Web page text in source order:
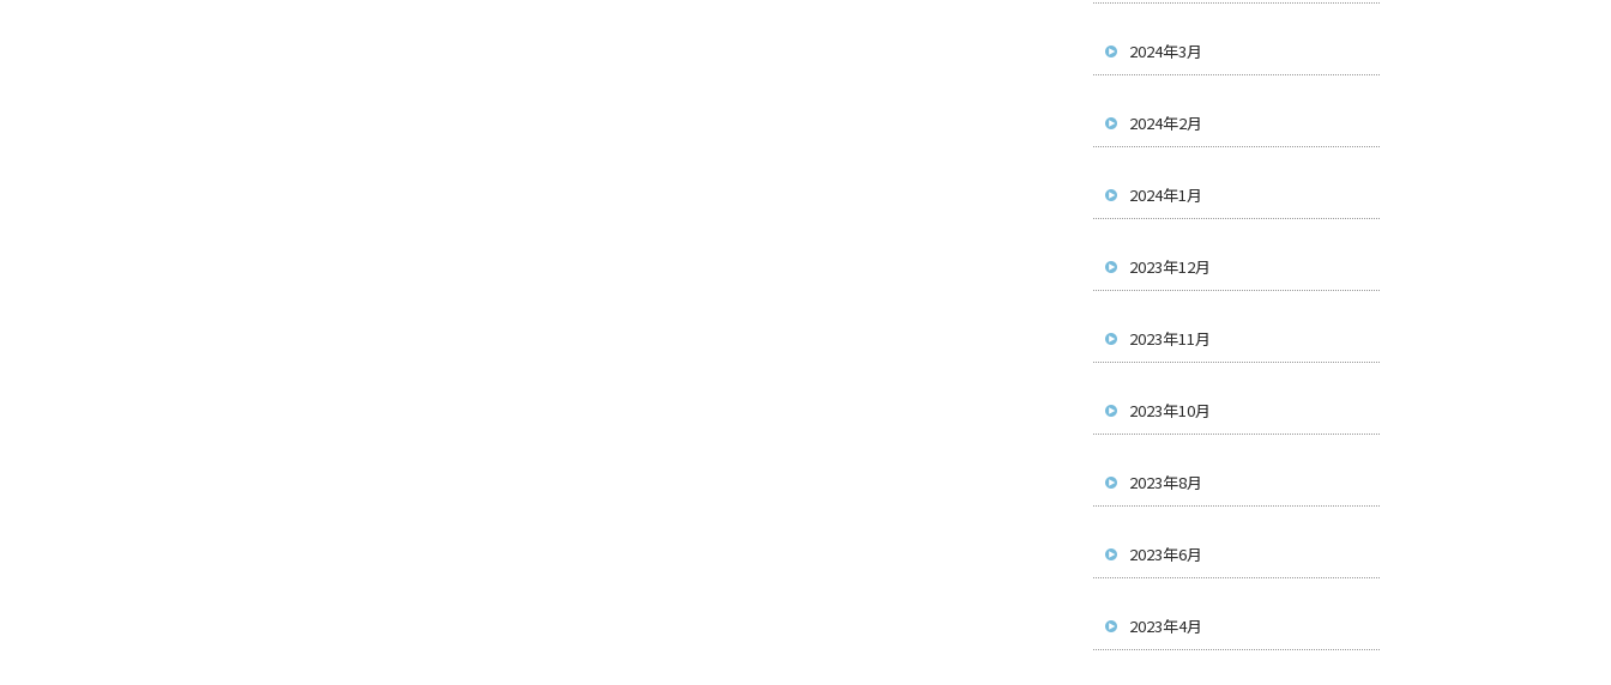
2024年3月
2024年2月
2024年1月
2023年12月
2023年11月
2023年10月
2023年8月
2023年6月
2023年4月